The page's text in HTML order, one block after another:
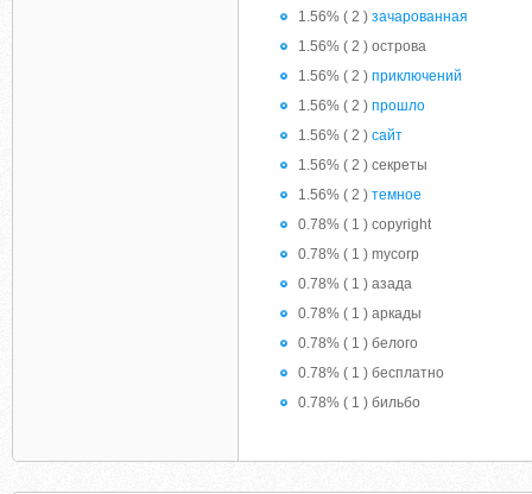
1.56% ( 2 ) зачарованная
1.56% ( 2 ) острова
1.56% ( 2 ) приключений
1.56% ( 2 ) прошло
1.56% ( 2 ) сайт
1.56% ( 2 ) секреты
1.56% ( 2 ) темное
0.78% ( 1 ) copyright
0.78% ( 1 ) mycorp
0.78% ( 1 ) азада
0.78% ( 1 ) аркады
0.78% ( 1 ) белого
0.78% ( 1 ) бесплатно
0.78% ( 1 ) бильбо